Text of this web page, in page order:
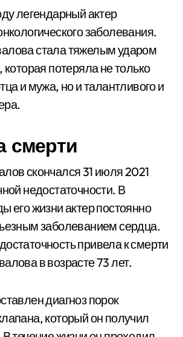
легендарный актер
заболевания.
стала тяжелым ударом
потеряла не только
и мужа, но и талантливого и
смерти
скончался 31 июля 2021
недостаточности. В
его жизни актер постоянно
заболеванием сердца.
привела к смерти
в возрасте 73 лет.
диагноз порок
который он получил